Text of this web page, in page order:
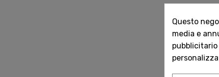
Questo
media e